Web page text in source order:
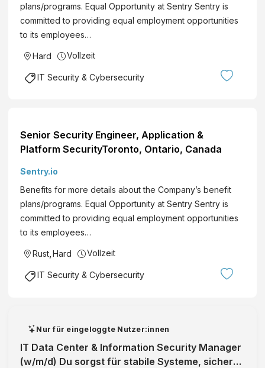
plans/programs. Equal Opportunity at Sentry Sentry is
committed to providing equal employment opportunities
to its employees…
Hard Vollzeit
IT Security & Cybersecurity
Senior Security Engineer, Application &
Platform SecurityToronto, Ontario, Canada
Sentry.io
Benefits for more details about the Company’s benefit
plans/programs. Equal Opportunity at Sentry Sentry is
committed to providing equal employment opportunities
to its employees…
Rust Hard Vollzeit
IT Security & Cybersecurity
Nur für eingeloggte Nutzer:innen
IT Data Center & Information Security Manager
(w/m/d) Du sorgst für stabile Systeme, sichere